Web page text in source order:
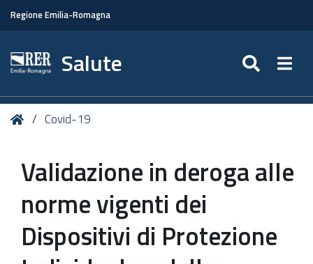
Regione Emilia-Romagna
Salute
Tu HomeCovid-19
Validazione in deroga alle
norme vigenti dei
Dispositivi di Protezione